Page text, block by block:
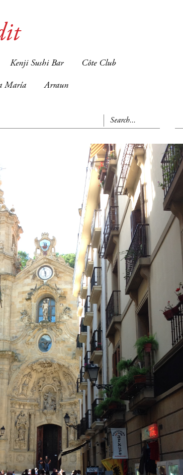
Kenji Sushi Bar Côte Club
María Arraun